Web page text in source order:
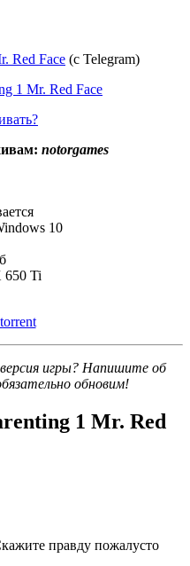
Red Face (с Telegram)
1 Mr. Red Face
notorgames
10
650 Ti
игры? Напишите об
обновим!
1 Mr. Red
правду пожалусто